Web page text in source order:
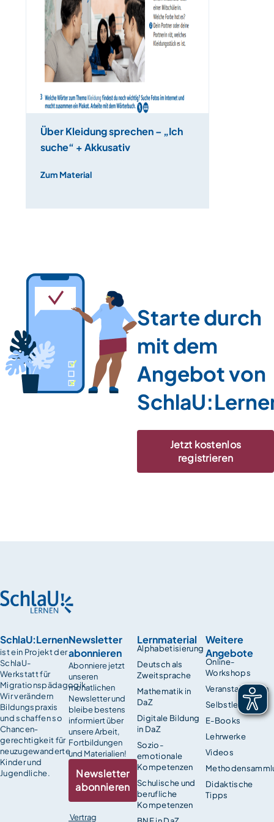
Über Kleidung sprechen – „Ich
suche“ + Akkusativ
Zum Material
Starte durch
mit dem
Angebot von
Jetzt kostenlos
registrieren
SchlaU:Lernen
ist ein Projekt der
SchlaU-
Werkstatt für
Migrationspädagogik.
Wir verändern
Bildungspraxis
und schaffen so
Chancen­
gerechtigkeit für
neuzugewanderte
Kinder und
Jugendliche.
Lernmaterial
Alphabetisierung
Deutsch als
Zweitsprache
Mathematik in
DaZ
Digitale Bildung
in DaZ
Sozio-
emotionale
Kompetenzen
Schulische und
berufliche
Kompetenzen
Weitere
Angebote
Online-
Workshops
Veranstaltungen
Selbstlernkurse
E-Books
Lehrwerke
Videos
Didaktische
Tipps
Newsletter
abonnieren
Abonniere jetzt
unseren
monatlichen
Newsletter und
bleibe bestens
informiert über
unsere Arbeit,
Fortbildungen
und Materialien!
Newsletter
abonnieren
Vertrag